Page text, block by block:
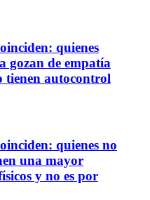
quienes
gozan de empatía
tienen autocontrol
quienes no
una mayor
y no es por